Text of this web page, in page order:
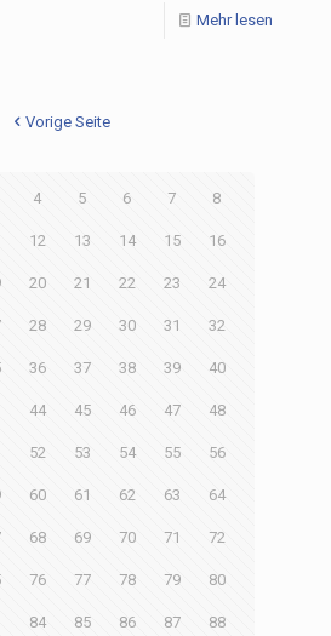
Mehr lesen
Vorige Seite
4 5 6 7 8
12 13 14 15 16
20 21 22 23 24
28 29 30 31 32
36 37 38 39 40
44 45 46 47 48
52 53 54 55 56
60 61 62 63 64
68 69 70 71 72
76 77 78 79 80
84 85 86 87 88